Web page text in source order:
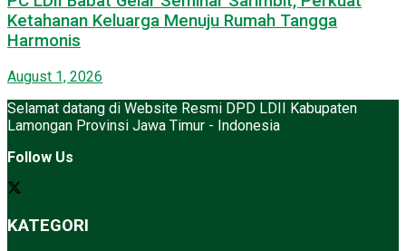
Ketahanan Keluarga Menuju Rumah Tangga
Harmonis
August 1, 2026
Selamat datang di Website Resmi DPD LDII Kabupaten
Lamongan Provinsi Jawa Timur - Indonesia
Follow Us
KATEGORI